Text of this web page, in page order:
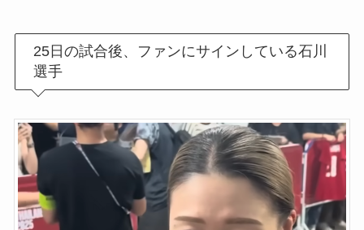
25日の試合後、ファンにサインしている石川
選手